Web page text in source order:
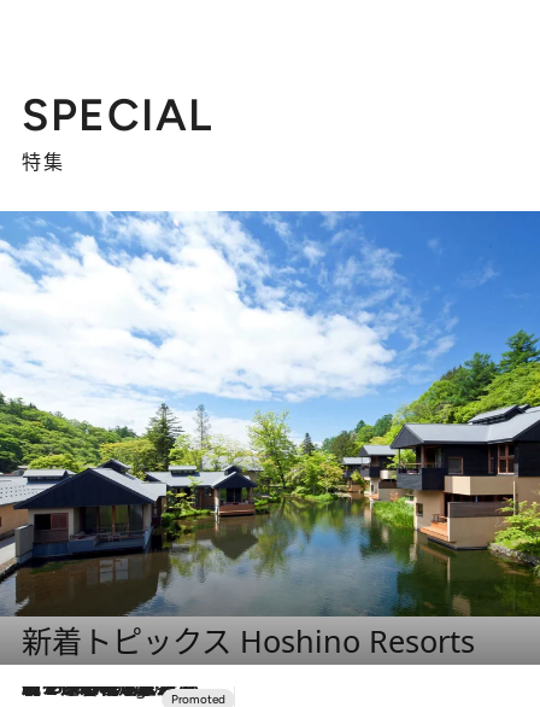
SPECIAL
特集
新着トピックス Hoshino Resorts
9 Hours Ago
【トンボの足水浴】ヒノキの香りに包まれて涼感マックス！約13℃の湧水かけ流しを避暑地「星野温泉 トンボの湯」で体験